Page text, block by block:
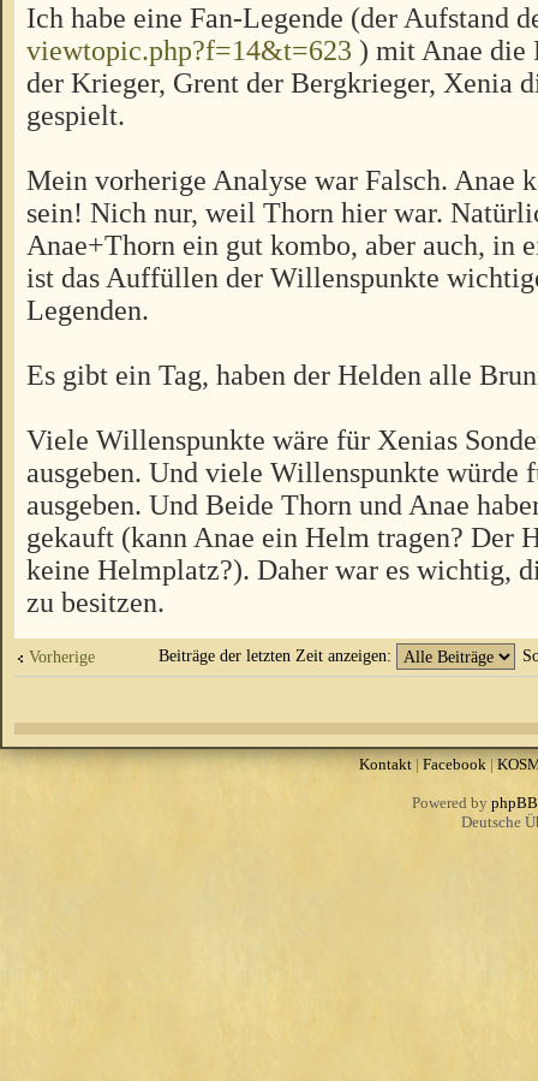
Ich habe eine Fan-Legende (der Aufstand
viewtopic.php?f=14&t=623 ) mit Anae die
der Krieger, Grent der Bergkrieger, Xenia
gespielt.
Mein vorherige Analyse war Falsch. Anae
sein! Nich nur, weil Thorn hier war.
Anae+Thorn ein gut kombo, aber auch, in
ist das Auffüllen der Willenspunkte
Legenden.
Es gibt ein Tag, haben der Helden alle
Viele Willenspunkte wäre für Xenias
ausgeben. Und viele Willenspunkte würde
ausgeben. Und Beide Thorn und Anae
gekauft (kann Anae ein Helm tragen? Der
keine Helmplatz?). Daher war es wichtig,
zu besitzen.
Vorherige Beiträge der letzten Zeit anzeigen:
Kontakt|Facebook|
Powered by phpBB
Deutsche